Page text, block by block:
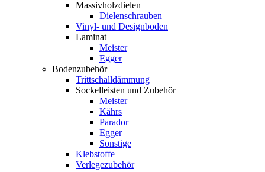
Massivholzdielen
Dielenschrauben
Vinyl- und Designboden
Laminat
Meister
Egger
Bodenzubehör
Trittschalldämmung
Sockelleisten und Zubehör
Meister
Kährs
Parador
Egger
Sonstige
Klebstoffe
Verlegezubehör